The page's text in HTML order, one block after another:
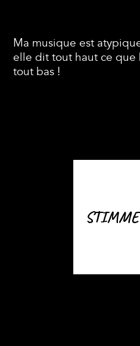
Ma musique est
elle dit tout haut ce
tout bas !